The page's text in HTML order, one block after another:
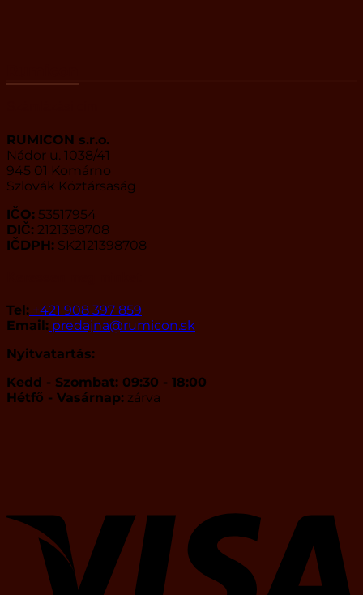
RUMICON s.r.o.
Nádor u. 1038/41
945 01 Komárno
Szlovák Köztársaság
IČO: 53517954
DIČ: 2121398708
IČDPH: SK2121398708
Tel: +421 908 397 859
Email: predajna@rumicon.sk
Nyitvatartás:
Kedd - Szombat: 09:30 - 18:00
Hétfő - Vasárnap: zárva